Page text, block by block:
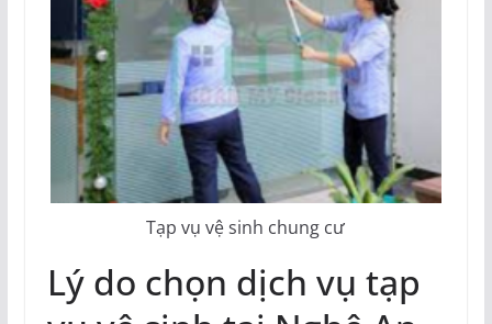
Tạp vụ vệ sinh chung cư
Lý do chọn dịch vụ tạp